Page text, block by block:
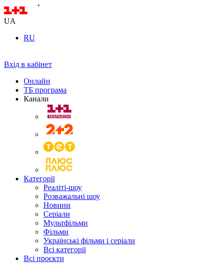
UA
RU
Вхід в кабінет
Онлайн
ТБ програма
Канали
Категорії
Реаліті-шоу
Розважальні шоу
Новини
Серіали
Мультфільми
Фільми
Українські фільми і серіали
Всі категорії
Всі проєкти